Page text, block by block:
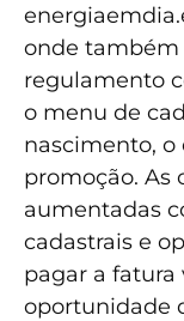
onde também
regulamento
o menu de
nascimento, o
promoção. As
aumentadas
cadastrais e
pagar a fatura
oportunidade